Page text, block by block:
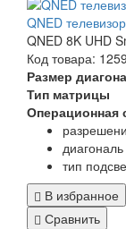
QNED
QNED 8K UHD
Код товара:
Размер
Тип матрицы
Операционная
тип
В избранное
Сравнить